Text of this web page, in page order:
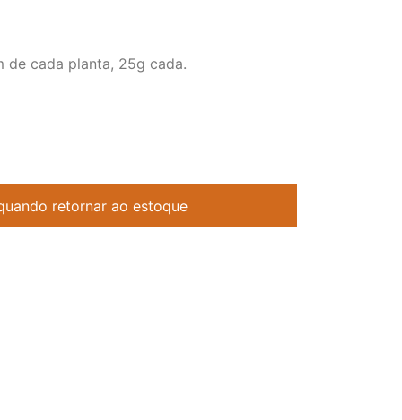
de cada planta, 25g cada.